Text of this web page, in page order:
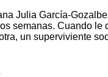
Julia García-
semanas. Cuando
un superviviente